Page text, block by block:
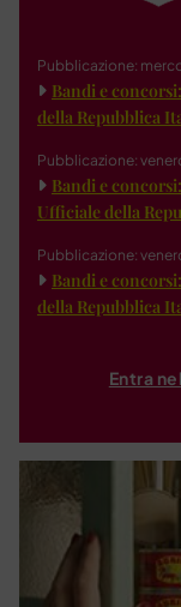
Pubblicazione:
Bandi e
della Repubblica
Pubblicazione:
Bandi e
Ufficiale della
Pubblicazione:
Bandi e
della Repubblica
Entra